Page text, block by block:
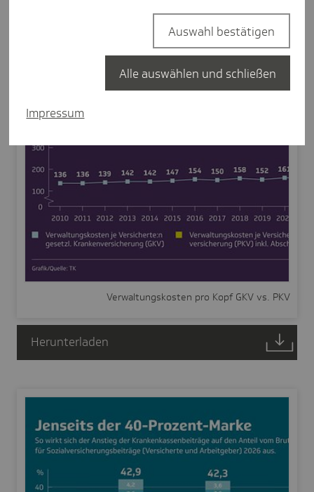
Verwaltungskosten pro Kopf GKV vs. PKV
Herunterladen
Impressum
Auswahl bestätigen
Alle auswählen und schließen